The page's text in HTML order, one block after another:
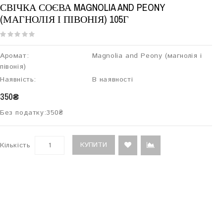
СВІЧКА СОЄВА MAGNOLIA AND PEONY
(МАГНОЛІЯ І ПІВОНІЯ) 105Г
Аромат:
Magnolia and Peony (магнолія і
півонія)
Наявність:
В наявності
350₴
Без податку:350₴
Кількість КУПИТИ